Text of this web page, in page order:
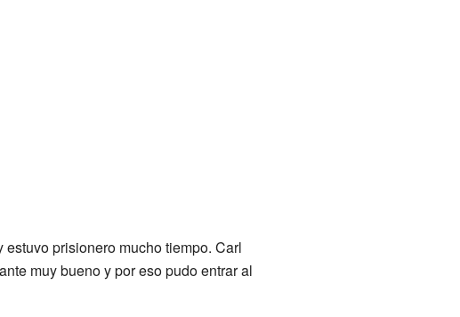
prisionero mucho tiempo. Carl
muy bueno y por eso pudo entrar al